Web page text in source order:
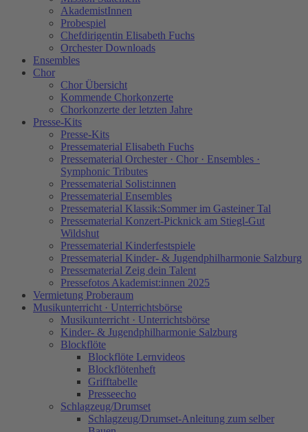
AkademistInnen
Probespiel
Chefdirigentin Elisabeth Fuchs
Orchester Downloads
Ensembles
Chor
Chor Übersicht
Kommende Chorkonzerte
Chorkonzerte der letzten Jahre
Presse-Kits
Presse-Kits
Pressematerial Elisabeth Fuchs
Pressematerial Orchester · Chor · Ensembles ·
Symphonic Tributes
Pressematerial Solist:innen
Pressematerial Ensembles
Pressematerial Klassik:Sommer im Gasteiner Tal
Pressematerial Konzert-Picknick am Stiegl-Gut
Wildshut
Pressematerial Kinderfestspiele
Pressematerial Kinder- & Jugendphilharmonie Salzburg
Pressematerial Zeig dein Talent
Pressefotos Akademist:innen 2025
Vermietung Proberaum
Musikunterricht · Unterrichtsbörse
Musikunterricht · Unterrichtsbörse
Kinder- & Jugendphilharmonie Salzburg
Blockflöte
Blockflöte Lernvideos
Blockflötenheft
Grifftabelle
Presseecho
Schlagzeug/Drumset
Schlagzeug/Drumset-Anleitung zum selber